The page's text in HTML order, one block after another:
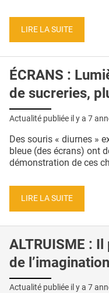
CONDITIONS GÉNÉRALES
CRÉDITS
LIRE LA SUITE
ÉCRANS :
de sucreries,
Actualité publiée il y a 7
Des souris « diurnes »
bleue (des écrans) ont
démonstration de ces
LIRE LA SUITE
ALTRUISME :
de l’imagination
Actualité publiée il y a 7